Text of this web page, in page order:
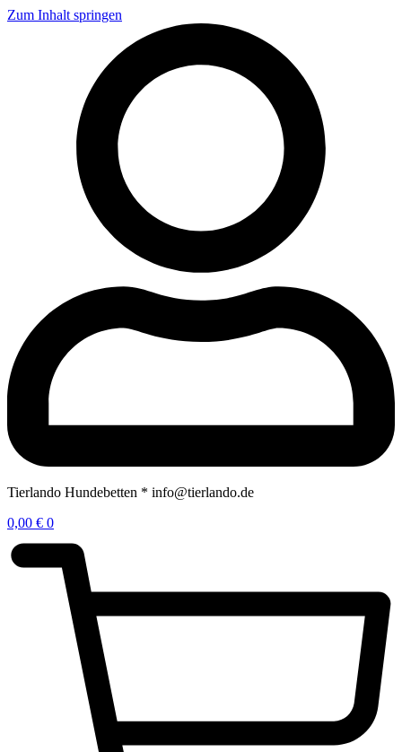
Zum Inhalt springen
Tierlando Hundebetten * info@tierlando.de
0,00 € 0